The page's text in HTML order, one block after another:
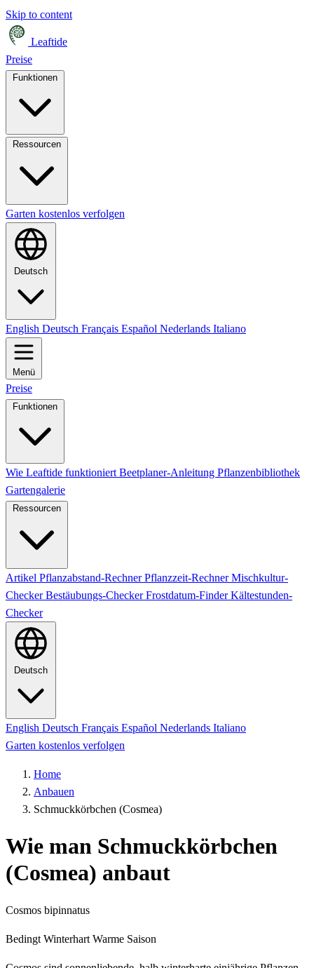
Skip to content
Leaftide
Preise
Garten kostenlos verfolgen
Deutsch
English Deutsch Français Español Nederlands Italiano
Menü
Preise
Funktionen
Wie Leaftide funktioniert Beetplaner-Anleitung Pflanzenbibliothek
Gartengalerie
Ressourcen
Artikel Pflanzabstand-RechnerPflanzzeit-RechnerMischkultur-
CheckerBestäubungs-CheckerFrostdatum-FinderKältestunden-
Checker
Deutsch
English Deutsch Français Español Nederlands Italiano
Garten kostenlos verfolgen
Home
Anbauen
Schmuckkörbchen (Cosmea)
Wie man Schmuckkörbchen
(Cosmea) anbaut
Cosmos bipinnatus
Bedingt Winterhart Warme Saison